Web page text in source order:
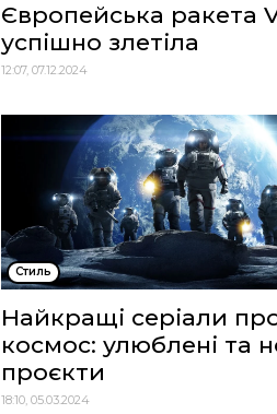
Європейська ракета
успішно злетіла
12:07, 07.12.2024
Стиль
Найкращі серіали
космос: улюблені та
проєкти
18:10, 05.03.2024